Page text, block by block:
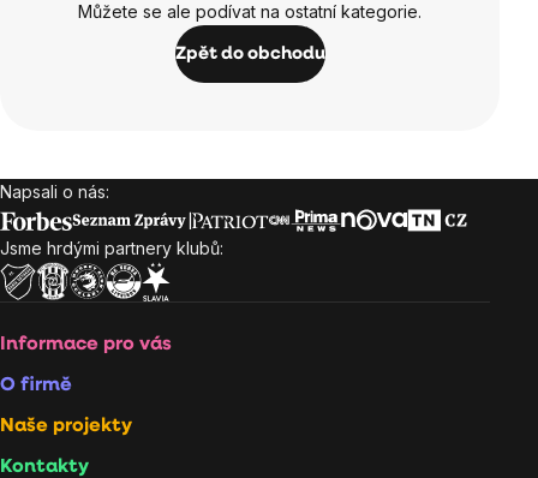
Můžete se ale podívat na ostatní kategorie.
Zpět do obchodu
Zápatí
Napsali o nás:
Jsme hrdými partnery klubů:
Informace pro vás
O firmě
Naše projekty
Kontakty